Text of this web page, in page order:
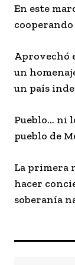
En este
Aprovechó
un
un país
Pueblo… ni
pueblo de
La primera
hacer
soberanía